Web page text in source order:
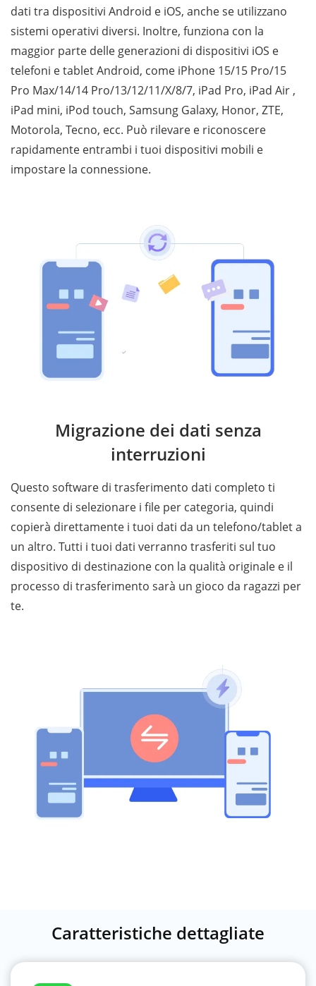
dati tra dispositivi Android e iOS, anche se utilizzano
sistemi operativi diversi. Inoltre, funziona con la
maggior parte delle generazioni di dispositivi iOS e
telefoni e tablet Android, come iPhone 15/15 Pro/15
Pro Max/14/14 Pro/13/12/11/X/8/7, iPad Pro, iPad Air ,
iPad mini, iPod touch, Samsung Galaxy, Honor, ZTE,
Motorola, Tecno, ecc. Può rilevare e riconoscere
rapidamente entrambi i tuoi dispositivi mobili e
impostare la connessione.
Migrazione dei dati senza
interruzioni
Questo software di trasferimento dati completo ti
consente di selezionare i file per categoria, quindi
copierà direttamente i tuoi dati da un telefono/tablet a
un altro. Tutti i tuoi dati verranno trasferiti sul tuo
dispositivo di destinazione con la qualità originale e il
processo di trasferimento sarà un gioco da ragazzi per
te.
Caratteristiche dettagliate